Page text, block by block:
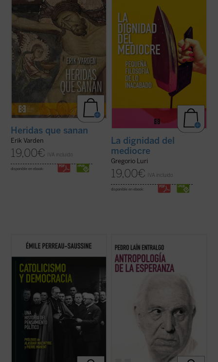
vuelve insoportable y las respuestas
convencionales ya no bastan? El monje y
obispo Erik Varden nos propone un camino.
Inspirándose en un antiguo poema
cisterciense, este libro nos invita a
contemplar ...
Heridas que sanan
Erik Varden
19,00€ IVA incluido
disponible en ebook:
y la divinidad, entre el ser y la nada— es, en
realidad, la fuente de nuestra dignidad. Un
canto a la condición ...(ver ficha)
La dignidad del
mediocre
Gregorio Luri
19,00€ IVA incluido
disponible en ebook:
Catolicismo y democracia
evolución del pensamiento político católico
Iglesia respondió a la democracia liberal,
un sistema para el que no ... (ver ficha)
de los motores fundamentales del ser
humano: la esperanza. A través de un
análisis profundo y accesible, el autor
explora cómo este concepto ha guiado
nuestra historia, desde sus raíces más ...